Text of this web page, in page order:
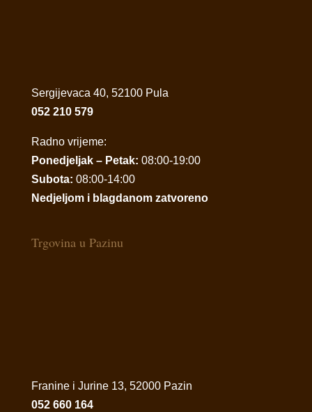
Sergijevaca 40, 52100 Pula
052 210 579
Radno vrijeme:
Ponedjeljak – Petak: 08:00-19:00
Subota: 08:00-14:00
Nedjeljom i blagdanom zatvoreno
Trgovina u Pazinu
Franine i Jurine 13, 52000 Pazin
052 660 164